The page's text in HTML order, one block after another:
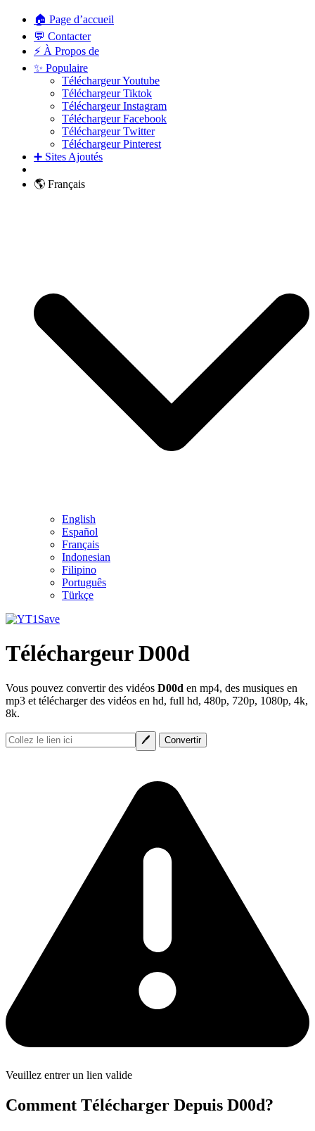
🏠 Page d’accueil
💬 Contacter
⚡ À Propos de
✨ Populaire
Téléchargeur Youtube
Téléchargeur Tiktok
Téléchargeur Instagram
Téléchargeur Facebook
Téléchargeur Twitter
Téléchargeur Pinterest
➕ Sites Ajoutés
🌎 Français
English
Español
Français
Indonesian
Filipino
Português
Türkçe
Téléchargeur D00d
Vous pouvez convertir des vidéos D00d en mp4, des musiques en
mp3 et télécharger des vidéos en hd, full hd, 480p, 720p, 1080p, 4k,
8k.
Veuillez entrer un lien valide
Comment Télécharger Depuis D00d?